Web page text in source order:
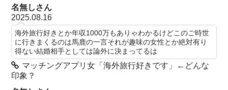
名無しさん
2025.08.16
海外旅行好きとか年収1000万もありゃわかるけどこのご時世
に行きまくるのは馬鹿の一言それが趣味の女性とか絶対有り
得ない結婚相手としては論外に決まってるは
マッチングアプリ女「海外旅行好きです」←どんな
印象？